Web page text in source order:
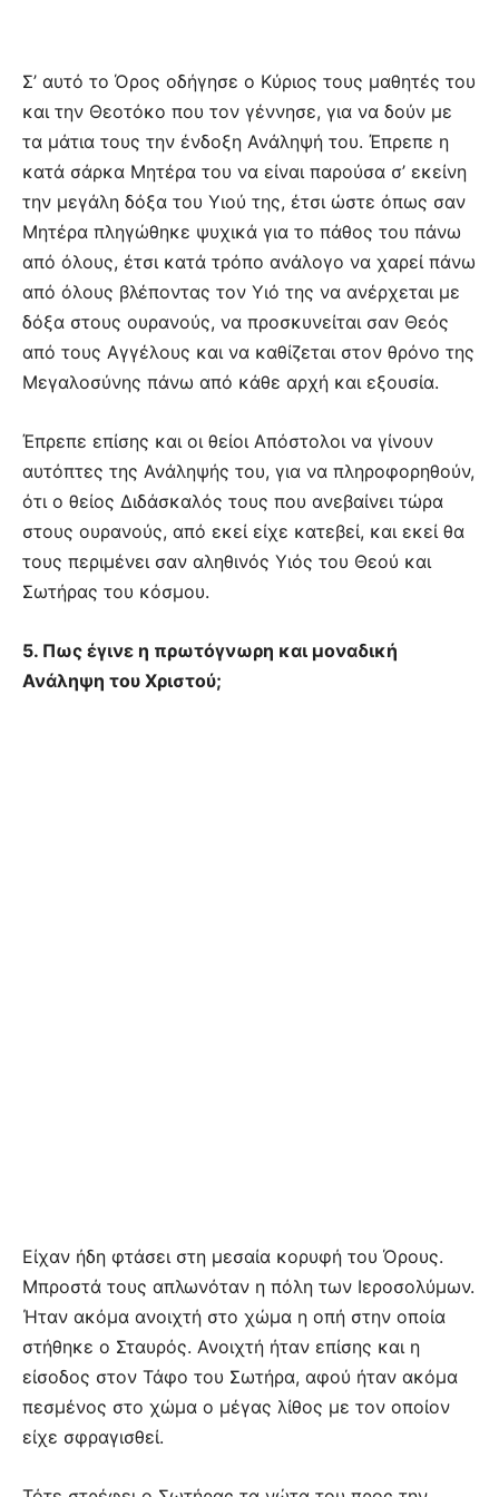
Σ’ αυτό το Όρος οδήγησε ο Κύριος τους μαθητές του
και την Θεοτόκο που τον γέννησε, για να δούν με
τα μάτια τους την ένδοξη Ανάληψή του. Έπρεπε η
κατά σάρκα Μητέρα του να είναι παρούσα σ’ εκείνη
την μεγάλη δόξα του Υιού της, έτσι ώστε όπως σαν
Μητέρα πληγώθηκε ψυχικά για το πάθος του πάνω
από όλους, έτσι κατά τρόπο ανάλογο να χαρεί πάνω
από όλους βλέποντας τον Υιό της να ανέρχεται με
δόξα στους ουρανούς, να προσκυνείται σαν Θεός
από τους Αγγέλους και να καθίζεται στον θρόνο της
Μεγαλοσύνης πάνω από κάθε αρχή και εξουσία.
Έπρεπε επίσης και οι θείοι Απόστολοι να γίνουν
αυτόπτες της Ανάληψής του, για να πληροφορηθούν,
ότι ο θείος Διδάσκαλός τους που ανεβαίνει τώρα
στους ουρανούς, από εκεί είχε κατεβεί, και εκεί θα
τους περιμένει σαν αληθινός Υιός του Θεού και
Σωτήρας του κόσμου.
5. Πως έγινε η πρωτόγνωρη και μοναδική
Ανάληψη του Χριστού;
Είχαν ήδη φτάσει στη μεσαία κορυφή του Όρους.
Μπροστά τους απλωνόταν η πόλη των Ιεροσολύμων.
Ήταν ακόμα ανοιχτή στο χώμα η οπή στην οποία
στήθηκε ο Σταυρός. Ανοιχτή ήταν επίσης και η
είσοδος στον Τάφο του Σωτήρα, αφού ήταν ακόμα
πεσμένος στο χώμα ο μέγας λίθος με τον οποίον
είχε σφραγισθεί.